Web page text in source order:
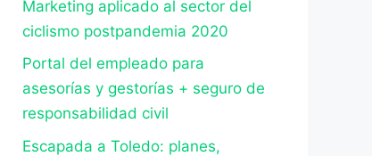
Marketing aplicado al sector del
ciclismo postpandemia 2020
Portal del empleado para
asesorías y gestorías + seguro de
responsabilidad civil
Escapada a Toledo: planes,